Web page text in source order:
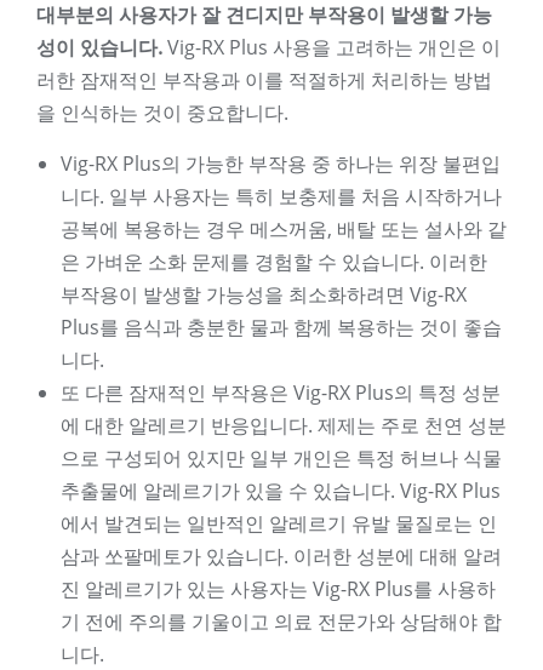
대부분의 사용자가 잘 견디지만 부작용이 발생할 가능
성이 있습니다.Vig-RX Plus 사용을 고려하는 개인은 이
러한 잠재적인 부작용과 이를 적절하게 처리하는 방법
을 인식하는 것이 중요합니다.
Vig-RX Plus의 가능한 부작용 중 하나는 위장 불편입
니다. 일부 사용자는 특히 보충제를 처음 시작하거나
공복에 복용하는 경우 메스꺼움, 배탈 또는 설사와 같
은 가벼운 소화 문제를 경험할 수 있습니다. 이러한
부작용이 발생할 가능성을 최소화하려면 Vig-RX
Plus를 음식과 충분한 물과 함께 복용하는 것이 좋습
니다.
또 다른 잠재적인 부작용은 Vig-RX Plus의 특정 성분
에 대한 알레르기 반응입니다. 제제는 주로 천연 성분
으로 구성되어 있지만 일부 개인은 특정 허브나 식물
추출물에 알레르기가 있을 수 있습니다. Vig-RX Plus
에서 발견되는 일반적인 알레르기 유발 물질로는 인
삼과 쏘팔메토가 있습니다. 이러한 성분에 대해 알려
진 알레르기가 있는 사용자는 Vig-RX Plus를 사용하
기 전에 주의를 기울이고 의료 전문가와 상담해야 합
니다.